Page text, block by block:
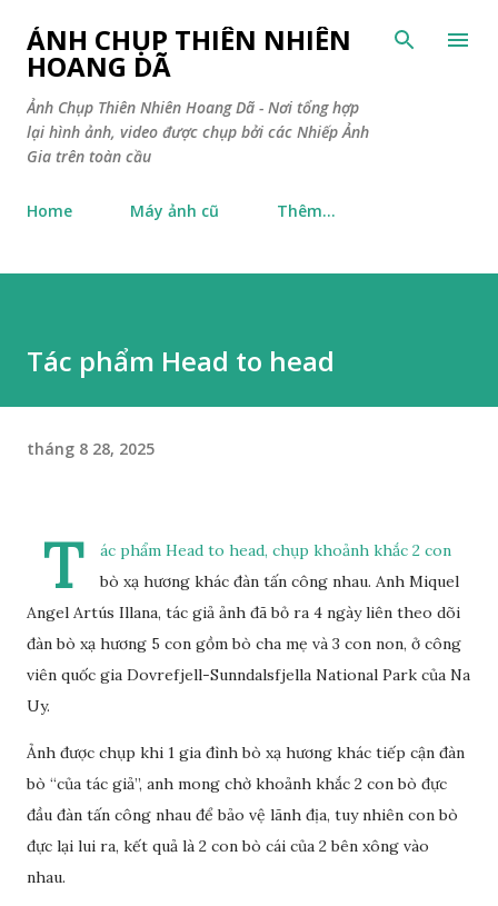
Chuyển đến nội dung chính
ẢNH CHỤP THIÊN NHIÊN
HOANG DÃ
Ảnh Chụp Thiên Nhiên Hoang Dã - Nơi tổng hợp
lại hình ảnh, video được chụp bởi các Nhiếp Ảnh
Gia trên toàn cầu
Home Máy ảnh cũ Thêm…
Tác phẩm Head to head
tháng 8 28, 2025
T
ác phẩm Head to head, chụp khoảnh khắc 2 con
bò xạ hương khác đàn tấn công nhau. Anh Miquel
Angel Artús Illana, tác giả ảnh đã bỏ ra 4 ngày liên theo dõi
đàn bò xạ hương 5 con gồm bò cha mẹ và 3 con non, ở công
viên quốc gia Dovrefjell-Sunndalsfjella National Park của Na
Uy.
Ảnh được chụp khi 1 gia đình bò xạ hương khác tiếp cận đàn
bò “của tác giả”, anh mong chờ khoảnh khắc 2 con bò đực
đầu đàn tấn công nhau để bảo vệ lãnh địa, tuy nhiên con bò
đực lại lui ra, kết quả là 2 con bò cái của 2 bên xông vào
nhau.